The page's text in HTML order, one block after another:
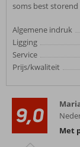
soms best storend
Algemene indruk
Ligging
Service
Prijs/kwaliteit
9,0
Met